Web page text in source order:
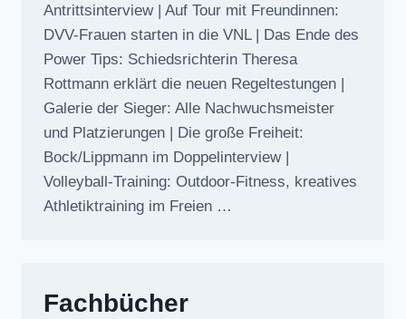
Antrittsinterview | Auf Tour mit Freundinnen:
DVV-Frauen starten in die VNL | Das Ende des
Power Tips: Schiedsrichterin Theresa
Rottmann erklärt die neuen Regeltestungen |
Galerie der Sieger: Alle Nachwuchsmeister
und Platzierungen | Die große Freiheit:
Bock/Lippmann im Doppelinterview |
Volleyball-Training: Outdoor-Fitness, kreatives
Athletiktraining im Freien …
Fachbücher